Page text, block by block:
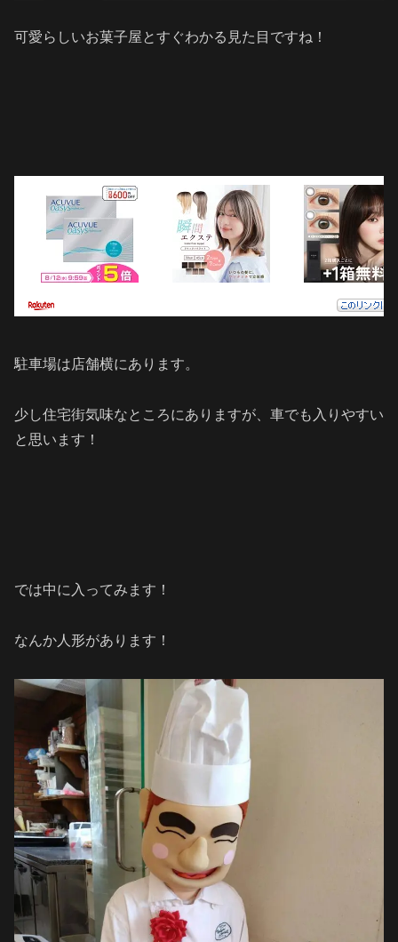
可愛らしいお菓子屋とすぐわかる見た目ですね！
駐車場は店舗横にあります。
少し住宅街気味なところにありますが、車でも入りやすい
と思います！
では中に入ってみます！
なんか人形があります！